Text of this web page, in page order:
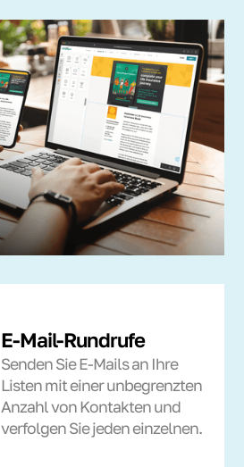
E-Mail-Rundrufe
Senden Sie E-Mails an Ihre
Listen mit einer unbegrenzten
Anzahl von Kontakten und
verfolgen Sie jeden einzelnen.